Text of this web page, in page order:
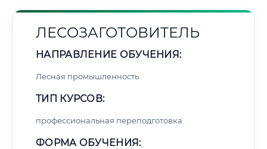
ЛЕСОЗАГОТОВИТЕЛЬ
НАПРАВЛЕНИЕ ОБУЧЕНИЯ:
Лесная промышленность
ТИП КУРСОВ:
профессиональная переподготовка
ФОРМА ОБУЧЕНИЯ: